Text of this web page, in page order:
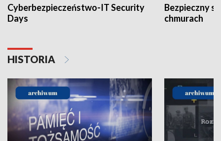
Cyberbezpieczeństwo-IT Security
Days
Bezpieczny
chmurach
HISTORIA